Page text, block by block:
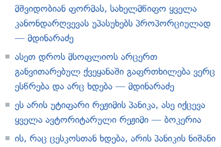
მშვიდობიან ფორმას, სახელმწიფო ყველა
კანონდარღვევას უპასუხებს პროპორციულად
— მდინარაძე
ასეთ დროს მსოფლიოს არცერთ
განვითარებულ ქვეყანაში გაფრთხილება ვერც
ესწრება და არც ხდება — მდინარაძე
ეს არის უტიფარი რეჟიმის პანიკა, ასე იქცევა
ყველა ავტორიტარული რეჟიმი — ბოკერია
ის, რაც ცესკოსთან ხდება, არის პანიკის ნიშანი